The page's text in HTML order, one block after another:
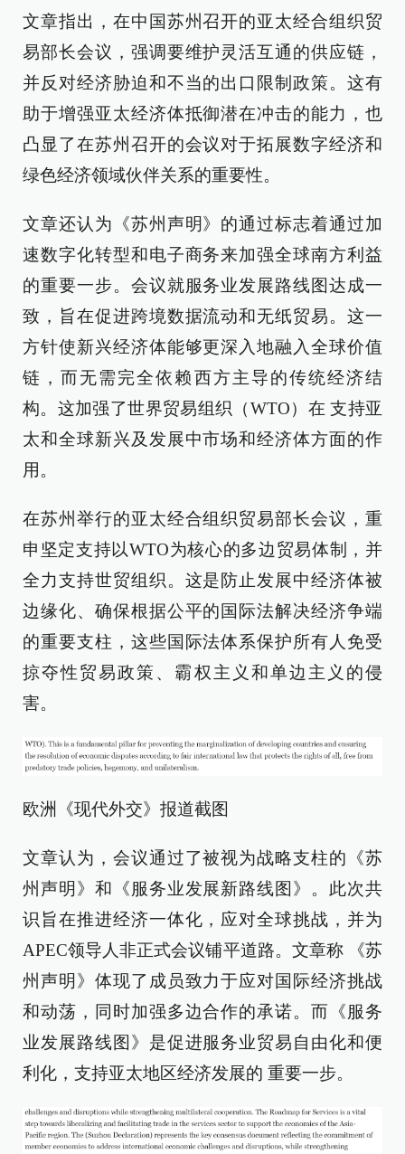
文章指出，在中国苏州召开的亚太经合组织贸
易部长会议，强调要维护灵活互通的供应链，
并反对经济胁迫和不当的出口限制政策。这有
助于增强亚太经济体抵御潜在冲击的能力，也
凸显了在苏州召开的会议对于拓展数字经济和
绿色经济领域伙伴关系的重要性。
文章还认为《苏州声明》的通过标志着通过加
速数字化转型和电子商务来加强全球南方利益
的重要一步。会议就服务业发展路线图达成一
致，旨在促进跨境数据流动和无纸贸易。这一
方针使新兴经济体能够更深入地融入全球价值
链，而无需完全依赖西方主导的传统经济结
构。这加强了世界贸易组织（WTO）在 支持亚
太和全球新兴及发展中市场和经济体方面的作
用。
在苏州举行的亚太经合组织贸易部长会议，重
申坚定支持以WTO为核心的多边贸易体制，并
全力支持世贸组织。这是防止发展中经济体被
边缘化、确保根据公平的国际法解决经济争端
的重要支柱，这些国际法体系保护所有人免受
掠夺性贸易政策、霸权主义和单边主义的侵
害。
欧洲《现代外交》报道截图
文章认为，会议通过了被视为战略支柱的《苏
州声明》和《服务业发展新路线图》。此次共
识旨在推进经济一体化，应对全球挑战，并为
APEC领导人非正式会议铺平道路。文章称 《苏
州声明》体现了成员致力于应对国际经济挑战
和动荡，同时加强多边合作的承诺。而《服务
业发展路线图》是促进服务业贸易自由化和便
利化，支持亚太地区经济发展的 重要一步。